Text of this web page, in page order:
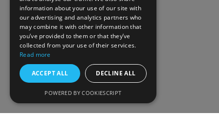
Versand & Lieferung
Rückgabe
Zahlungsarten
Allgemeine
Geschäftsbedingungen
Datenschutzrichtlinien
TOG values
information about your use of our site with
our advertising and analytics partners who
may combine it with other information that
you’ve provided to them or that they’ve
collected from your use of their services.
Read more
ACCEPT ALL DECLINE ALL
POWERED BY COOKIESCRIPT